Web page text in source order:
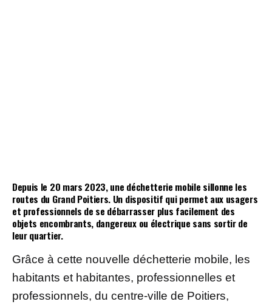
Depuis le 20 mars 2023, une déchetterie mobile sillonne les
routes du Grand Poitiers. Un dispositif qui permet aux usagers
et professionnels de se débarrasser plus facilement des
objets encombrants, dangereux ou électrique sans sortir de
leur quartier.
Grâce à cette nouvelle déchetterie mobile, les
habitants et habitantes, professionnelles et
professionnels, du centre-ville de Poitiers,